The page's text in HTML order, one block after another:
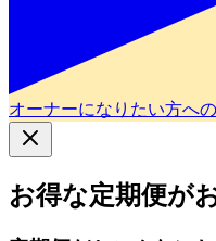
オーナーになりたい方へ
お得な定期便が